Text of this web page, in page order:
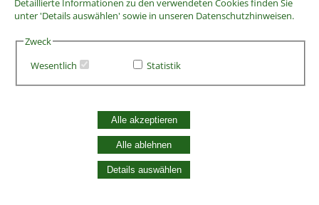
unter 'Details auswählen' sowie in unseren Datenschutzhinweisen.
Zweck
Wesentlich
Statistik
Alle akzeptieren
Alle ablehnen
Details auswählen
AGB
Vertrag widerrufen
Datenschutzerklärung
Zahlung und Versand
Batterieentsorgung
Widerruf Cookie-Einwilligung